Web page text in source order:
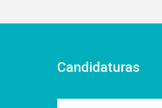
Candidaturas